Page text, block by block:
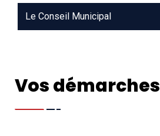
Le Conseil Municipal
Vos démarches